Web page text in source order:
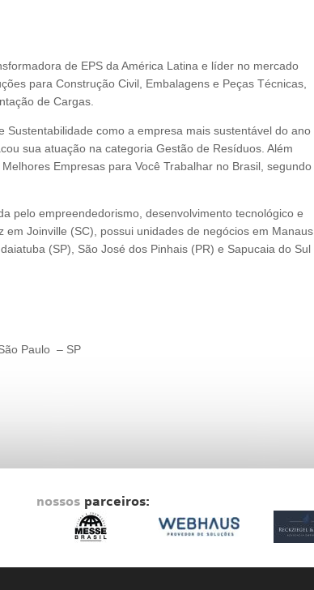
de EPS da América Latina e líder no mercado
para Construção Civil, Embalagens e Peças Técnicas,
de Cargas.
Sustentabilidade como a empresa mais sustentável do ano
sua atuação na categoria Gestão de Resíduos. Além
Empresas para Você Trabalhar no Brasil, segundo
pelo empreendedorismo, desenvolvimento tecnológico e
em Joinville (SC), possui unidades de negócios em Manaus
(SP), São José dos Pinhais (PR) e Sapucaia do Sul
Paulo – SP
nossos parceiros: